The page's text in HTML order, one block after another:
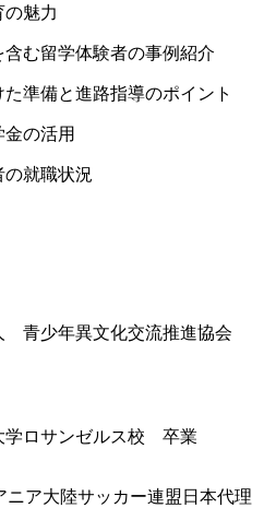
魅力
留学体験者の事例紹介
と進路指導のポイント
の活用
職状況
少年異文化交流推進協会
サンゼルス校 卒業
大陸サッカー連盟日本代理